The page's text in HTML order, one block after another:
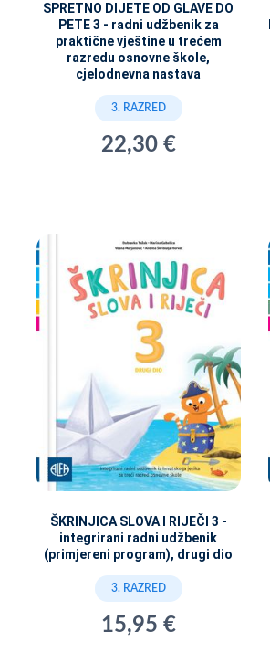
SPRETNO DIJETE OD GLAVE DO
PETE 3 - radni udžbenik za
praktične vještine u trećem
razredu osnovne škole,
cjelodnevna nastava
3. RAZRED
22,30 €
ŠKRINJICA SLOVA I RIJEČI 3 -
integrirani radni udžbenik
(primjereni program), drugi dio
3. RAZRED
15,95 €